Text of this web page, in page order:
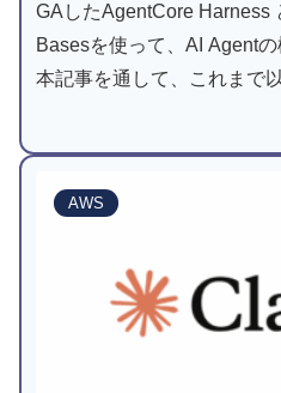
GAしたAgentCore Harness
Basesを使って、AI Agentの
本記事を通して、これまで
AWS環境へデプロイでき
AWS